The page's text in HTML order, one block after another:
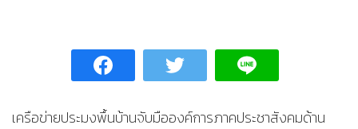
เครือข่ายประมงพื้นบ้านจับมือองค์การภาคประชาสังคมด้าน